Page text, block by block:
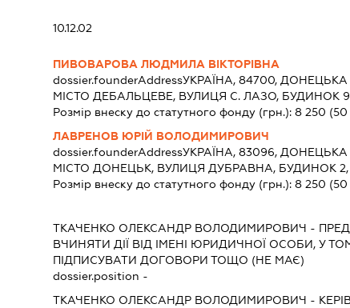
10.12.02
ПИВОВАРОВА ЛЮДМИЛА ВІКТОРІВНА
dossier.founderAddressУКРАЇНА, 84700, ДОНЕЦЬКА
МІСТО ДЕБАЛЬЦЕВЕ, ВУЛИЦЯ С. ЛАЗО, БУДИНОК 9
Розмір внеску до статутного фонду (грн.): 8 250 (50
ЛАВРЕНОВ ЮРІЙ ВОЛОДИМИРОВИЧ
dossier.founderAddressУКРАЇНА, 83096, ДОНЕЦЬКА
МІСТО ДОНЕЦЬК, ВУЛИЦЯ ДУБРАВНА, БУДИНОК 2,
Розмір внеску до статутного фонду (грн.): 8 250 (50
ТКАЧЕНКО ОЛЕКСАНДР ВОЛОДИМИРОВИЧ -
ВЧИНЯТИ ДІЇ ВІД ІМЕНІ ЮРИДИЧНОЇ ОСОБИ, У
ПІДПИСУВАТИ ДОГОВОРИ ТОЩО (НЕ МАЄ)
dossier.position -
ТКАЧЕНКО ОЛЕКСАНДР ВОЛОДИМИРОВИЧ -